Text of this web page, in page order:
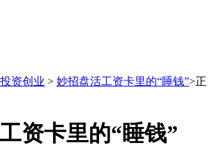
投资创业 > 妙招盘活工资卡里的“睡钱”>正
资卡里的“睡钱”